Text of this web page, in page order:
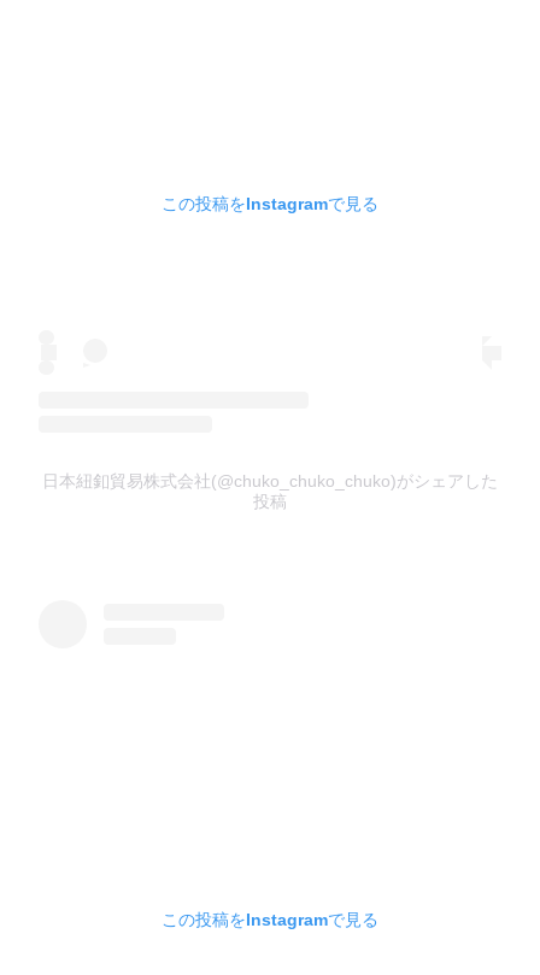
この投稿をInstagramで見る
日本紐釦貿易株式会社(@chuko_chuko_chuko)がシェアした
投稿
この投稿をInstagramで見る